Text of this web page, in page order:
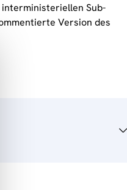
interministeriellen Sub-
Version des